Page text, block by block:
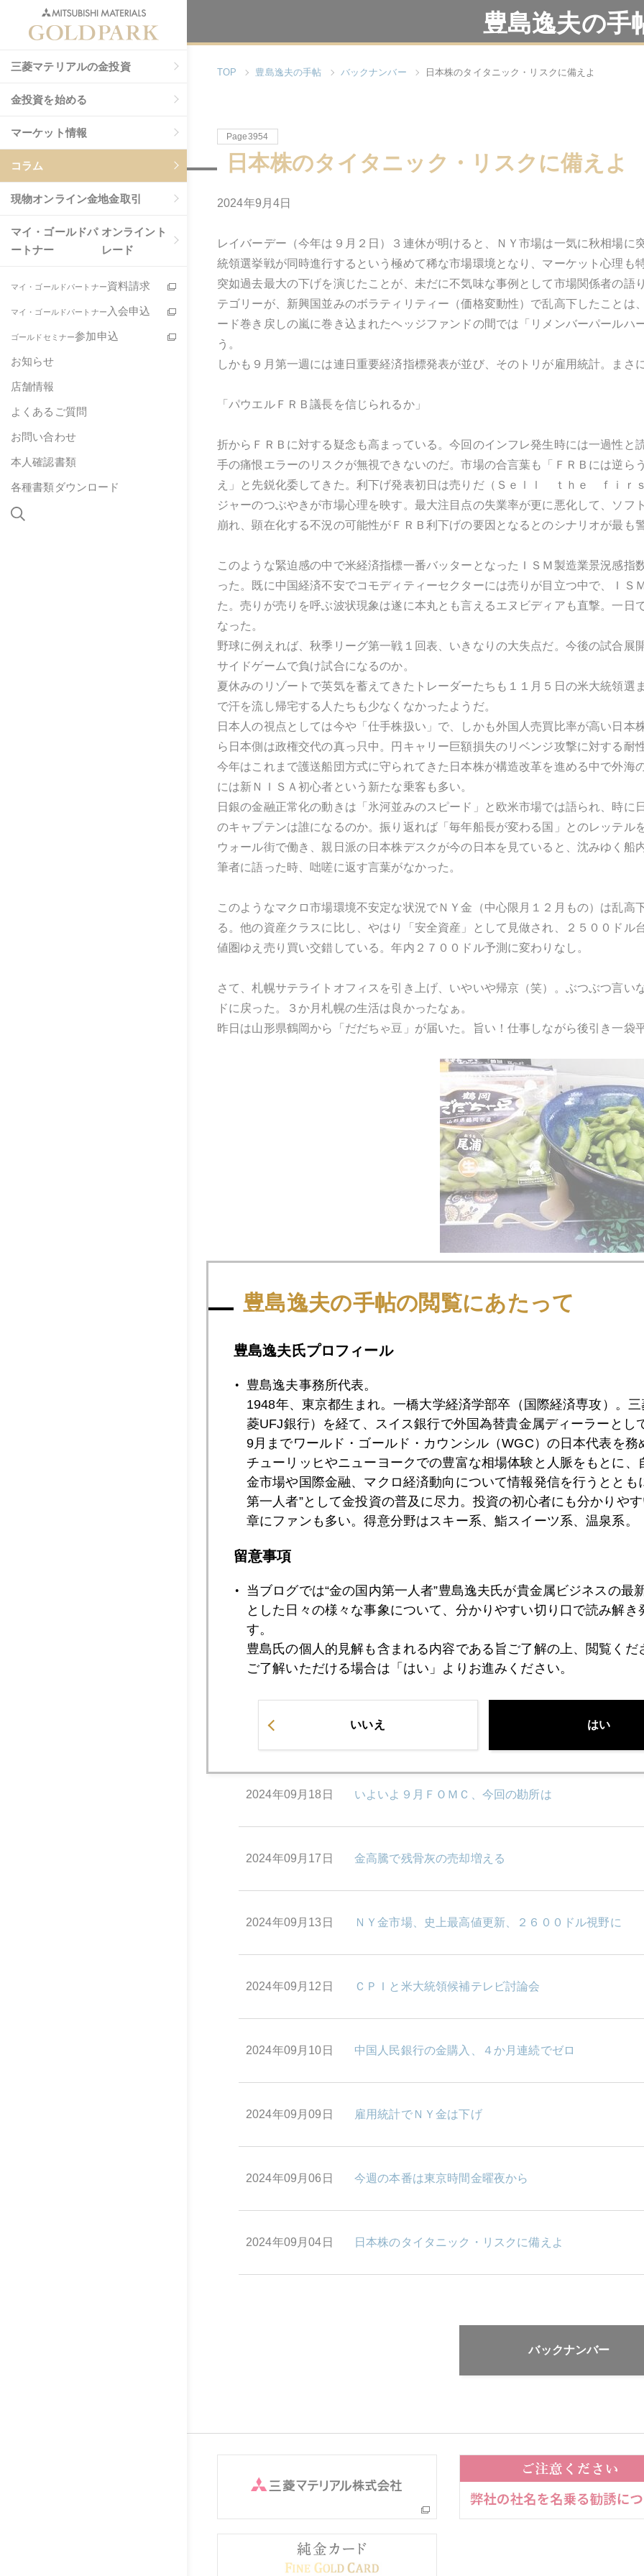
三菱マテリアルの金投資
金投資を始める
マーケット情報
コラム
現物オンライン金地金取引
マイ・ゴールドパ
ートナー
オンライント
レード
マイ・ゴールドパートナー資料請求
マイ・ゴールドパートナー 入会申込
ゴールドセミナー参加申込
お知らせ
店舗情報
よくあるご質問
お問い合わせ
本人確認書類
各種書類ダウンロード
豊島逸夫の手
TOP 豊島逸夫の手帖 バックナンバー 日本株のタイタニック・リスクに備えよ
Page3954
日本株のタイタニック・リスクに備えよ
2024年9月4日
レイバーデー（今年は９月２日）３連休が明けると、ＮＹ市場は一気に秋相場に
統領選挙戦が同時進行するという極めて稀な市場環境となり、マーケット心理も
突如過去最大の下げを演じたことが、未だに不気味な事例として市場関係者の語
テゴリーが、新興国並みのボラティリティー（価格変動性）で乱高下したことは
ード巻き戻しの嵐に巻き込まれたヘッジファンドの間では「リメンバーパールハ
う。
しかも９月第一週には連日重要経済指標発表が並び、そのトリが雇用統計。まさ
「パウエルＦＲＢ議長を信じられるか」
折からＦＲＢに対する疑念も高まっている。今回のインフレ発生時には一過性と
手の痛恨エラーのリスクが無視できないのだ。市場の合言葉も「ＦＲＢには逆ら
え」と先鋭化委してきた。利下げ発表初日は売りだ（Ｓｅｌｌ ｔｈｅ ｆｉ
ジャーのつぶやきが市場心理を映す。最大注目点の失業率が更に悪化して、ソ
崩れ、顕在化する不況の可能性がＦＲＢ利下げの要因となるとのシナリオが最も
このような緊迫感の中で米経済指標一番バッターとなったＩＳＭ製造業景況感指
った。既に中国経済不安でコモディティーセクターには売りが目立つ中で、ＩＳ
た。売りが売りを呼ぶ波状現象は遂に本丸とも言えるエヌビディアも直撃。一日
なった。
野球に例えれば、秋季リーグ第一戦１回表、いきなりの大失点だ。今後の試合展
サイドゲームで負け試合になるのか。
夏休みのリゾートで英気を蓄えてきたトレーダーたちも１１月５日の米大統領選
で汗を流し帰宅する人たちも少なくなかったようだ。
日本人の視点としては今や「仕手株扱い」で、しかも外国人売買比率が高い日
ら日本側は政権交代の真っ只中。円キャリー巨額損失のリベンジ攻撃に対する耐
今年はこれまで護送船団方式に守られてきた日本株が構造改革を進める中で外海
には新ＮＩＳＡ初心者という新たな乗客も多い。
日銀の金融正常化の動きは「氷河並みのスピード」と欧米市場では語られ、時
のキャプテンは誰になるのか。振り返れば「毎年船長が変わる国」とのレッテル
ウォール街で働き、親日派の日本株デスクが今の日本を見ていると、沈みゆく船
筆者に語った時、咄嗟に返す言葉がなかった。
このようなマクロ市場環境不安定な状況でＮＹ金（中心限月１２月もの）は乱高
る。他の資産クラスに比し、やはり「安全資産」として見做され、２５００ドル
値圏ゆえ売り買い交錯している。年内２７００ドル予測に変わりなし。
さて、札幌サテライトオフィスを引き上げ、いやいや帰京（笑）。ぶつぶつ言い
ドに戻った。３か月札幌の生活は良かったなぁ。
昨日は山形県鶴岡から「だだちゃ豆」が届いた。旨い！仕事しながら後引き一袋
山形県と言えばお馴染みマガーリ＠自由が丘のマダムとシェフがまさに本日引
二の故郷。会津若松から車で１時間半くらい。実は札幌で壮行会をやったばか
ェフを紹介した。マガーリの目指すところとなろう。この件は荒れ相場が落ち着
2024年 1月 2月 3月 4月 5月 6月 7月
2024年09月30日 ＮＹ金、これからどうなる
2024年09月24日 中東地政学リスクで金続騰
2024年09月20日 金高騰、次回雇用統計で急変も
2024年09月19日 ＦＯＭＣ前後、国際金価格、乱高下
2024年09月18日 いよいよ９月ＦＯＭＣ、今回の勘所は
2024年09月17日 金高騰で残骨灰の売却増える
2024年09月13日 ＮＹ金市場、史上最高値更新、２６００ドル視野に
2024年09月12日 ＣＰＩと米大統領候補テレビ討論会
2024年09月10日 中国人民銀行の金購入、４か月連続でゼロ
2024年09月09日 雇用統計でＮＹ金は下げ
2024年09月06日 今週の本番は東京時間金曜夜から
2024年09月04日 日本株のタイタニック・リスクに備えよ
バックナンバー
豊島逸夫の手帖の閲覧にあたって
豊島逸夫氏プロフィール
豊島逸夫事務所代表。
1948年、東京都生まれ。一橋大学経済学部卒（国際経済専攻）。
菱UFJ銀行）を経て、スイス銀行で外国為替貴金属ディーラーとし
9月までワールド・ゴールド・カウンシル（WGC）の日本代表を務
チューリッヒやニューヨークでの豊富な相場体験と人脈をもとに、
金市場や国際金融、マクロ経済動向について情報発信を行うととも
第一人者”として金投資の普及に尽力。投資の初心者にも分かりや
章にファンも多い。得意分野はスキー系、鮨スイーツ系、温泉系。
留意事項
当ブログでは“金の国内第一人者”豊島逸夫氏が貴金属ビジネスの最
とした日々の様々な事象について、分かりやすい切り口で読み解き
す。
豊島氏の個人的見解も含まれる内容である旨ご了解の上、閲覧くだ
ご了解いただける場合は「はい」よりお進みください。
いいえ はい